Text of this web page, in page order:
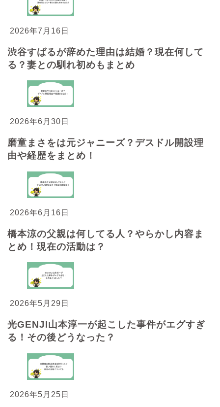
2026年7月16日
渋谷すばるが辞めた理由は結婚？現在何して
る？妻との馴れ初めもまとめ
2026年6月30日
磨童まさをは元ジャニーズ？デスドル開設理
由や経歴をまとめ！
2026年6月16日
橋本涼の父親は何してる人？やらかし内容ま
とめ！現在の活動は？
2026年5月29日
光GENJI山本淳一が起こした事件がエグすぎ
る！その後どうなった？
2026年5月25日